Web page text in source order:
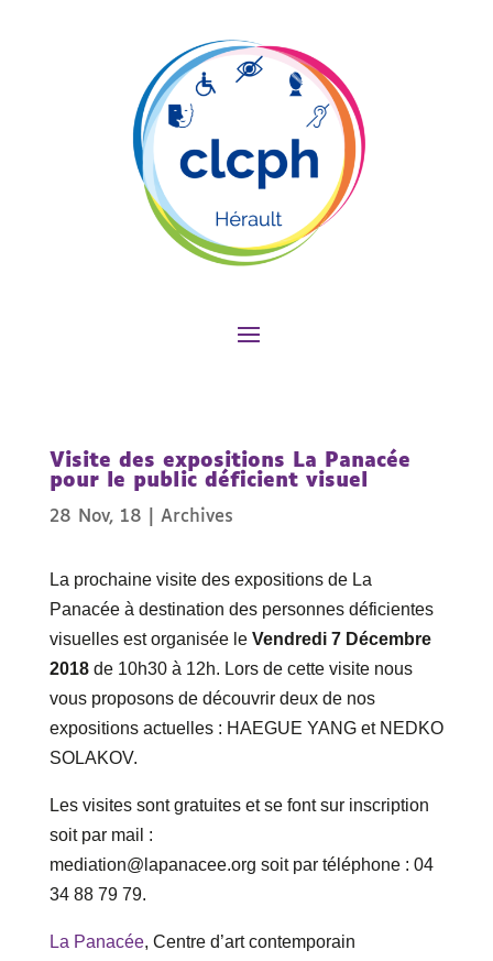
Visite des expositions La Panacée
pour le public déficient visuel
28 Nov, 18 Archives
La prochaine visite des expositions de La
Panacée à destination des personnes déficientes
visuelles est organisée le Vendredi 7 Décembre
2018 de 10h30 à 12h. Lors de cette visite nous
vous proposons de découvrir deux de nos
expositions actuelles : HAEGUE YANG et NEDKO
SOLAKOV.
Les visites sont gratuites et se font sur inscription
soit par mail :
mediation@lapanacee.org soit par téléphone : 04
34 88 79 79.
La Panacée, Centre d’art contemporain